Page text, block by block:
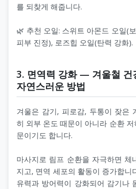
를 되찾게 해줍니다.
🌿 추천 오일: 스위트 아몬드 오일(
피부 진정), 로즈힙 오일(탄력 강화).
3. 면역력 강화 — 겨울철 건
자연스러운 방법
겨울은 감기, 피로감, 두통이 잦은
히 외부 온도 때문이 아니라 순환
문이기도 합니다.
마사지로 림프 순환을 자극하면 체
지고, 면역 세포의 활동이 증가합니
유력과 방어력이 강화되어 감기나